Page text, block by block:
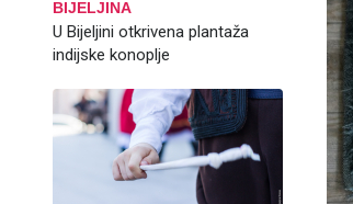
BIJELJINA
U Bijeljini otkrivena plantaža
indijske konoplje